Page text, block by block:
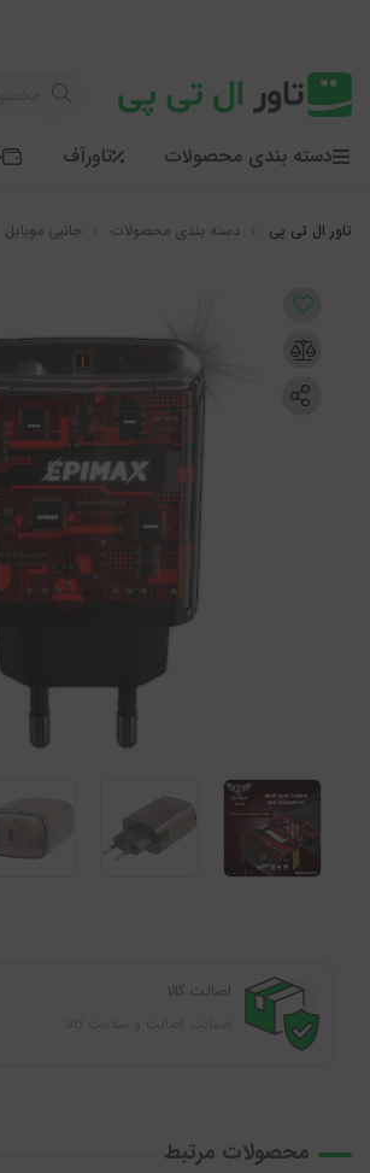
دسته بندی محصولات تاورآف
دسته بندی محصولات جانبی موبایل
اصالت کالا
محصولات مرتبط